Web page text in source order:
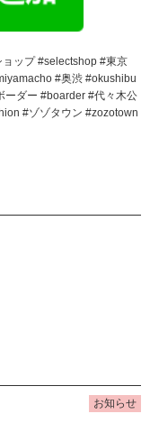
ップ #selectshop #東京
#奥渋 #okushibu
ーダー #boarder #代々木公
#ゾゾタウン #zozotown
お知らせ